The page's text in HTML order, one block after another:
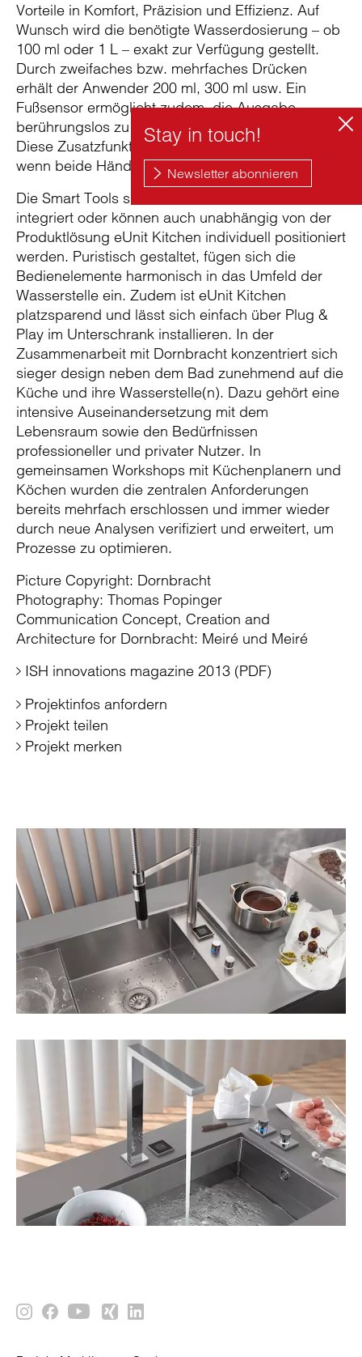
Vorteile in Komfort, Präzision und Effizienz. Auf
Wunsch wird die benötigte Wasserdosierung – ob
100 ml oder 1 L – exakt zur Verfügung gestellt.
Durch zweifaches bzw. mehrfaches Drücken
erhält der Anwender 200 ml, 300 ml usw. Ein
Fußsensor ermöglicht zudem, die Ausgabe
berührungslos zu starten oder zu deaktivieren.
Diese Zusatzfunktion ist gerade dann nützlich,
wenn beide Hände schmutzig oder nicht frei sind.
Die Smart Tools sind horizontal in das Becken
integriert oder können auch unabhängig von der
Produktlösung eUnit Kitchen individuell positioniert
werden. Puristisch gestaltet, fügen sich die
Bedienelemente harmonisch in das Umfeld der
Wasserstelle ein. Zudem ist eUnit Kitchen
platzsparend und lässt sich einfach über Plug &
Play im Unterschrank installieren. In der
Zusammenarbeit mit Dornbracht konzentriert sich
sieger design neben dem Bad zunehmend auf die
Küche und ihre Wasserstelle(n). Dazu gehört eine
intensive Auseinandersetzung mit dem
Lebensraum sowie den Bedürfnissen
professioneller und privater Nutzer. In
gemeinsamen Workshops mit Küchenplanern und
Köchen wurden die zentralen Anforderungen
bereits mehrfach erschlossen und immer wieder
durch neue Analysen verifiziert und erweitert, um
Prozesse zu optimieren.
Picture Copyright: Dornbracht
Photography: Thomas Popinger
Communication Concept, Creation and
Architecture for Dornbracht: Meiré und Meiré
ISH innovations magazine 2013 (PDF)
Projektinfos anfordern
Projekt teilen
Projekt merken